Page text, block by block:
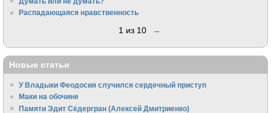
Распадающаяся нравственность
1 из 10 →
Новые статьи
У Владыки Феодосия случился сердечный приступ
Маки на обочине
Памяти Эдит Сёдергран (Алексей Дмитриенко)